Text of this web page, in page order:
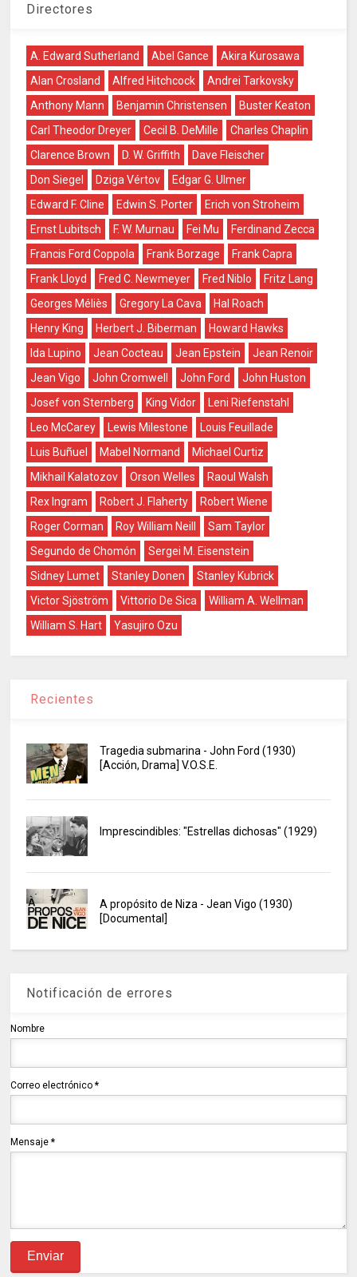
Directores
A. Edward Sutherland Abel Gance
Akira Kurosawa
Alan Crosland
Alfred Hitchcock
Andrei Tarkovsky
Anthony Mann
Benjamin Christensen
Buster Keaton
Carl Theodor Dreyer
Cecil B. DeMille
Charles Chaplin
Clarence Brown
D. W. Griffith
Dave Fleischer
Don Siegel
Dziga Vértov
Edgar G. Ulmer
Edward F. Cline
Edwin S. Porter
Erich von Stroheim
Ernst Lubitsch
F. W. Murnau Fei Mu
Ferdinand Zecca
Francis Ford Coppola
Frank Borzage
Frank Capra
Frank Lloyd
Fred C. Newmeyer Fred Niblo
Fritz Lang
Georges Méliès
Gregory La Cava
Hal Roach
Henry King
Herbert J. Biberman
Howard Hawks
Ida Lupino
Jean Cocteau Jean Epstein
Jean Renoir
Jean Vigo
John Cromwell John Ford
John Huston
Josef von Sternberg
King Vidor
Leni Riefenstahl
Leo McCarey
Lewis Milestone
Louis Feuillade
Luis Buñuel
Mabel Normand
Michael Curtiz
Mikhail Kalatozov
Orson Welles
Raoul Walsh
Rex Ingram
Robert J. Flaherty
Robert Wiene
Roger Corman
Roy William Neill
Sam Taylor
Segundo de Chomón
Sergei M. Eisenstein
Sidney Lumet
Stanley Donen
Stanley Kubrick
Victor Sjöström
Vittorio De Sica
William A. Wellman
William S. Hart
Yasujiro Ozu
Recientes
Tragedia submarina - John Ford (1930)
[Acción, Drama] V.O.S.E.
Imprescindibles: "Estrellas dichosas" (1929)
A propósito de Niza - Jean Vigo (1930)
[Documental]
Notificación de errores
Nombre
Correo electrónico*
Mensaje*